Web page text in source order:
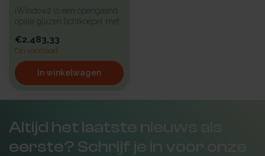
iWindow2 is een opengaand
opale glazen lichtkoepel met
€2.483,33
Op voorraad
In winkelwagen
Altijd het laatste nieuws als
eerste? Schrijf je in voor onze